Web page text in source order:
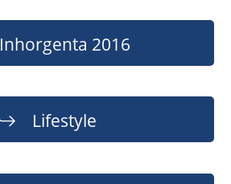
Inhorgenta 2016
Lifestyle